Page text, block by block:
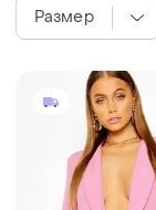
Размер